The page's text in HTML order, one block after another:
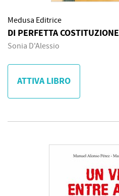
Medusa Editrice
DI PERFETTA COSTITUZIONE
Sonia D'Alessio
ATTIVA LIBRO